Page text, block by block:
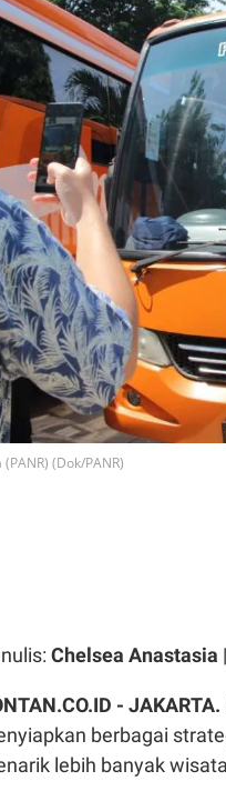
(Dok/PANR)
Chelsea Anastasia
- JAKARTA.
berbagai
lebih banyak